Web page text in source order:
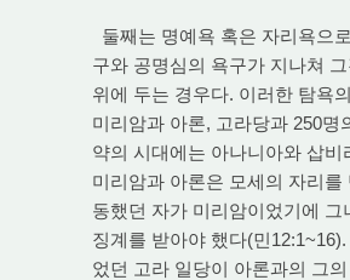
둘째는 명예욕 혹은 자리욕으
구와 공명심의 욕구가 지나쳐
위에 두는 경우다. 이러한 탐욕
미리암과 아론, 고라당과 250명
약의 시대에는 아나니아와 삽비
미리암과 아론은 모세의 자리를
동했던 자가 미리암이었기에 그
징계를 받아야 했다(민
었던 고라 일당이 아론과의 그